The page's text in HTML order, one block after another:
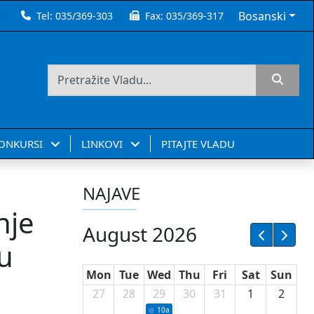
Tel:035/369-303 Fax:035/369-317 Bosanski
LINKOVI PITAJTE VLADU
NAJAVE
August 2026
Mon Tue Wed Thu Fri Sat
Sun
27
28 29
10a Potpisivanje ugovora sa neprofitnim
30 31 1 2